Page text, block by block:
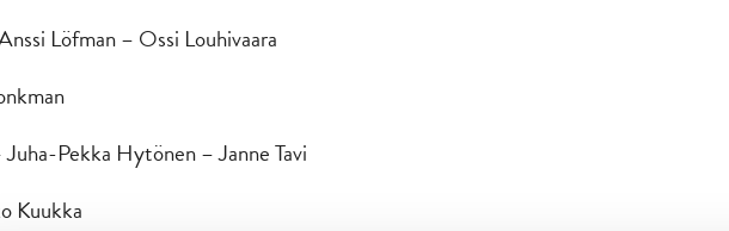
Löfman – Ossi Louhivaara
Pekka Hytönen – Janne Tavi
Kuukka